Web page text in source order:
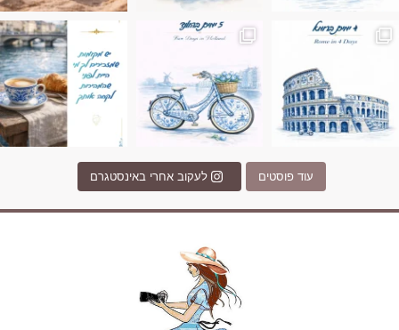
Instagram post
Instagram post 17994326828955248
עוד פוסטים לעקוב אחרי באינסטגרם